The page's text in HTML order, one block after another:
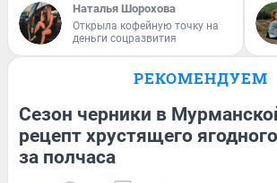
Наталья Шорохова
Открыла кофейную точку на
деньги соцразвития
РЕКОМЕНДУЕМ
Сезон черники в
рецепт хрустящего
за полчаса